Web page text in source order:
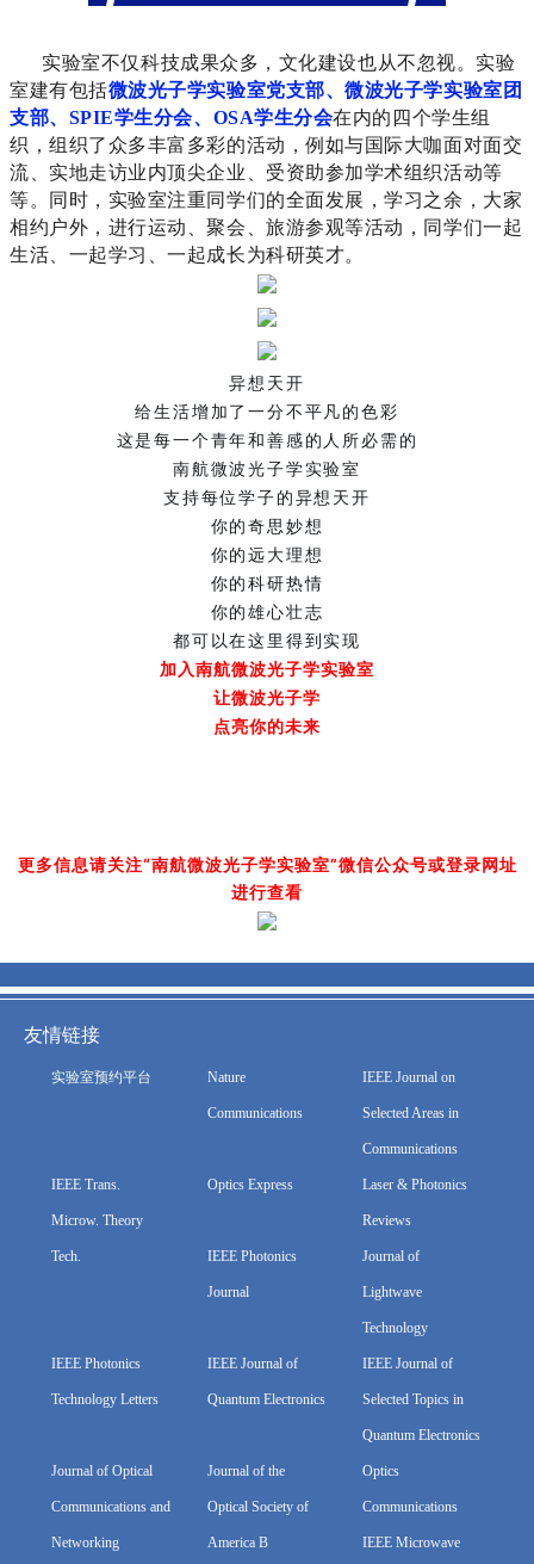
实验室不仅科技成果众多，文化建设也从不忽视。实验
室建有包括微波光子学实验室党支部、微波光子学实验室团
支部、SPIE学生分会、OSA学生分会在内的四个学生组
织，组织了众多丰富多彩的活动，例如与国际大咖面对面交
流、实地走访业内顶尖企业、受资助参加学术组织活动等
等。同时，实验室注重同学们的全面发展，学习之余，大家
相约户外，进行运动、聚会、旅游参观等活动，同学们一起
生活、一起学习、一起成长为科研英才。
异想天开
给生活增加了一分不平凡的色彩
这是每一个青年和善感的人所必需的
南航微波光子学实验室
支持每位学子的异想天开
你的奇思妙想
你的远大理想
你的科研热情
你的雄心壮志
都可以在这里得到实现
加入南航微波光子学实验室
让微波光子学
点亮你的未来
更多信息请关注“南航微波光子学实验室”微信公众号或登录网址
进行查看
友情链接
实验室预约平台 Nature
Communications
IEEE Journal on
Selected Areas in
Communications
IEEE Trans.
Microw. Theory
Tech.
Optics Express Laser & Photonics
Reviews
IEEE Photonics
Journal
Journal of
Lightwave
Technology
IEEE Photonics
Technology Letters
IEEE Journal of
Quantum Electronics
IEEE Journal of
Selected Topics in
Quantum Electronics
Journal of Optical
Communications and
Networking
Journal of the
Optical Society of
America B
Optics
Communications
IEEE Microwave